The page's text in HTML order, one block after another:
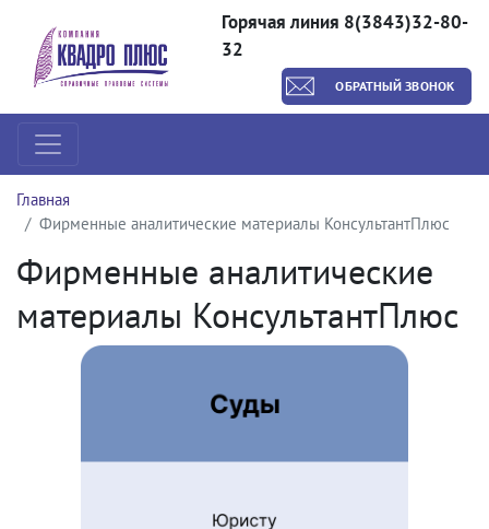
Горячая линия 8(3843)32-80-
32
ОБРАТНЫЙ ЗВОНОК
Главная
Фирменные аналитические материалы КонсультантПлюс
Фирменные аналитические
материалы КонсультантПлюс